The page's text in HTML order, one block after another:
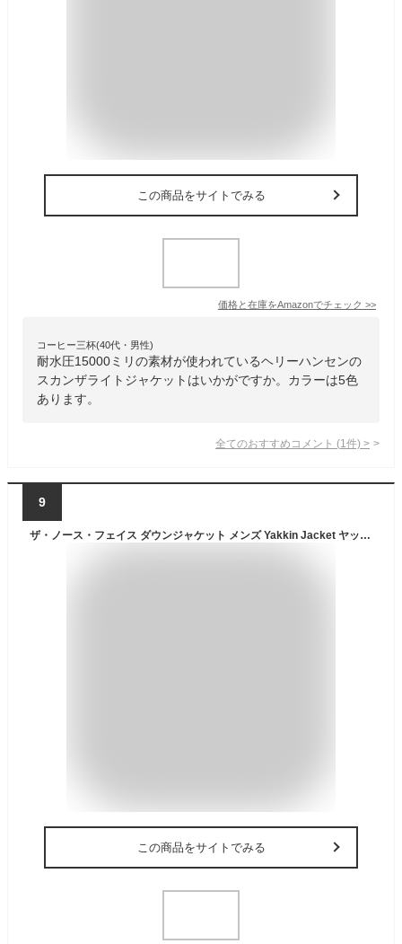
この商品をサイトでみる
価格と在庫をAmazonでチェック >>
コーヒー三杯(40代・男性)
耐水圧15000ミリの素材が使われているヘリーハンセンの
スカンザライトジャケットはいかがですか。カラーは5色
あります。
全てのおすすめコメント (1 件) >
9
ザ・ノース・フェイス ダウンジャケット メンズ Yakkin Jacket ヤッキンジャケット NY82333 UN ノースフェイス THE NORTH FACE
この商品をサイトでみる